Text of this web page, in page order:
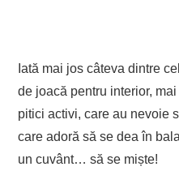
Iată mai jos câteva dintre
de joacă pentru interior,
pitici activi, care au nevoie
care adoră să se dea în
un cuvânt… să se miște!